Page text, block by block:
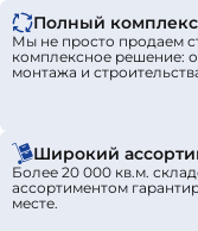
Полный комплекс
Мы не просто продаем
комплексное решение:
монтажа и
Широкий
Более 20 000 кв.м.
ассортиментом
месте.